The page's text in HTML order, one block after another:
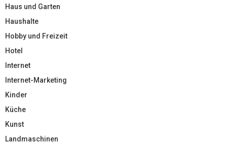
Haus und Garten
Haushalte
Hobby und Freizeit
Hotel
Internet
Internet-Marketing
Kinder
Küche
Kunst
Landmaschinen